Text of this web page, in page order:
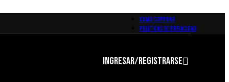
COMO COMPRAR
POLÍTICAS DE PRIVACIDAD
INGRESAR/REGISTRARSE